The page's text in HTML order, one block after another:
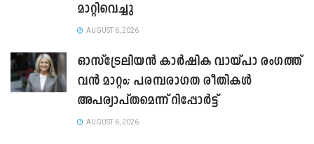
മാറ്റിവെച്ചു
AUGUST 6, 2026
ഓസ്‌ട്രേലിയൻ കാർഷിക വായ്പാ രംഗത്ത്
വൻ മാറ്റം; പരമ്പരാഗത രീതികൾ
അപര്യാപ്തമെന്ന് റിപ്പോർട്ട്
AUGUST 6, 2026